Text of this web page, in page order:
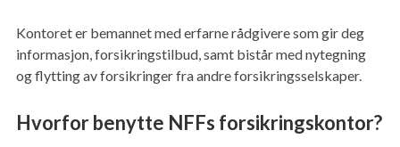
Kontoret er bemannet med erfarne rådgivere som gir deg
informasjon, forsikringstilbud, samt bistår med nytegning
og flytting av forsikringer fra andre forsikringsselskaper.
Hvorfor benytte NFFs forsikringskontor?